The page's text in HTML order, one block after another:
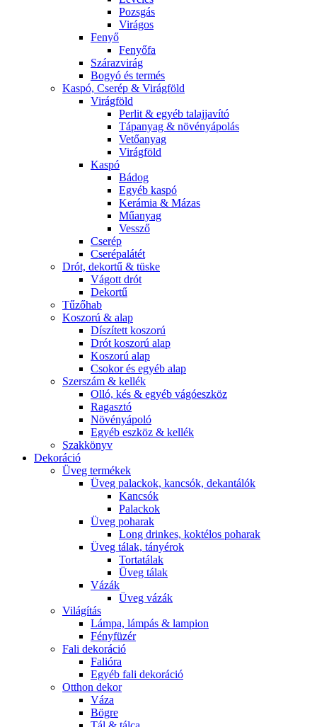
Pozsgás
Virágos
Fenyő
Fenyőfa
Szárazvirág
Bogyó és termés
Kaspó, Cserép & Virágföld
Virágföld
Perlit & egyéb talajjavító
Tápanyag & növényápolás
Vetőanyag
Virágföld
Kaspó
Bádog
Egyéb kaspó
Kerámia & Mázas
Műanyag
Vessző
Cserép
Cserépalátét
Drót, dekortű & tüske
Vágott drót
Dekortű
Tűzőhab
Koszorú & alap
Díszített koszorú
Drót koszorú alap
Koszorú alap
Csokor és egyéb alap
Szerszám & kellék
Olló, kés & egyéb vágóeszköz
Ragasztó
Növényápoló
Egyéb eszköz & kellék
Szakkönyv
Dekoráció
Üveg termékek
Üveg palackok, kancsók, dekantálók
Kancsók
Palackok
Üveg poharak
Long drinkes, koktélos poharak
Üveg tálak, tányérok
Tortatálak
Üveg tálak
Vázák
Üveg vázák
Világítás
Lámpa, lámpás & lampion
Fényfüzér
Fali dekoráció
Falióra
Egyéb fali dekoráció
Otthon dekor
Váza
Bögre